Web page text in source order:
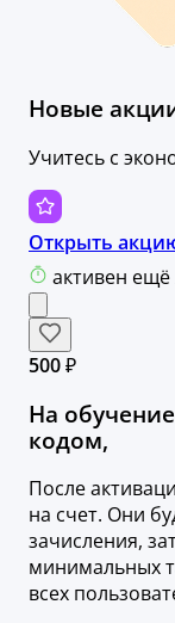
Новые
Учитесь с
Открыть
активен ещё
500 ₽
На
кодом,
После
на счет. Они
зачисления,
минимальных
всех